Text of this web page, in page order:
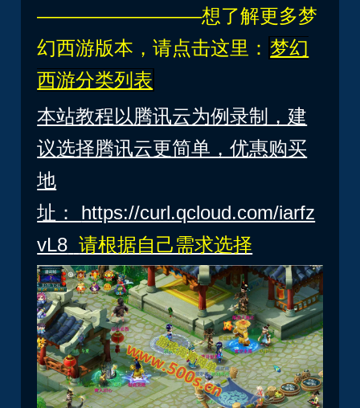
————————–想了解更多梦
幻西游版本，请点击这里： 梦幻
西游分类列表
本站教程以腾讯云为例录制，建
议选择腾讯云更简单，优惠购买
地
址： https://curl.qcloud.com/iarfz
vL8 请根据自己需求选择